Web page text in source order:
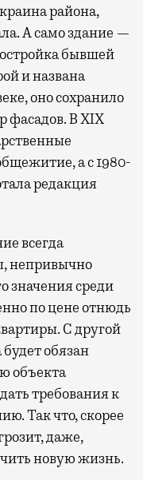
района,
А само здание —
бывшей
и названа
оно сохранило
фасадов. В XIX
а с 1980-
редакция
всегда
непривычно
значения среди
по цене отнюдь
С другой
обязан
объекта
требования к
Так что, скорее
даже,
новую жизнь.